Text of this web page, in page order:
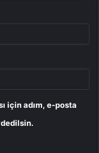
için adım, e-posta